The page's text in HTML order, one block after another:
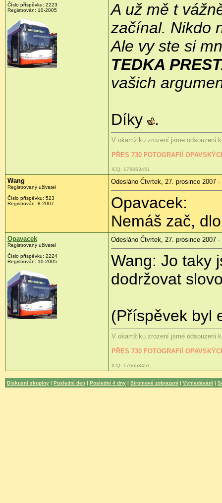
Číslo příspěvku: 2223
Registrován: 10-2005
A už mě t
začínal. Nikdo
Ale vy ste si
TEDKA
vašich
Díky .
V okamžiku zrození jsme odsouzeni
PŘES 730 FOTOGRAFIÍ
ICQ: 176653451
Wang
Registrovaný uživatel
Číslo příspěvku: 523
Registrován: 8-2007
Odesláno Čtvrtek, 27. prosince 2007 -
Opavacek:
Nemáš zač,
Opavacek
Registrovaný uživatel
Číslo příspěvku: 2224
Registrován: 10-2005
Odesláno Čtvrtek, 27. prosince 2007 -
Wang: Jo taky
dodržovat
(Příspěvek byl
V okamžiku zrození jsme odsouzeni
PŘES 730 FOTOGRAFIÍ
ICQ: 176653451
Diskusní skupiny | Poslední den | Poslední 4 dny | Stromové zobrazení | Vyhledávání |